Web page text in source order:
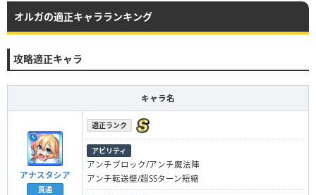
オルガの適正キャラランキング
攻略適正キャラ
キャラ名
アナスタシア
貫通
適正ランク
アビリティ
アンチブロック/アンチ魔法陣
アンチ転送壁/超SSターン短縮